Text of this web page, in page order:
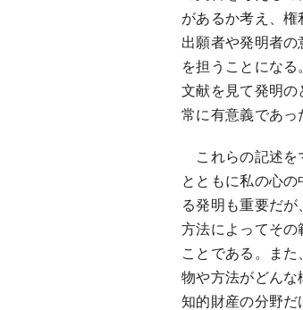
があるか考え、権
出願者や発明者
を担うことにな
文献を見て発明
常に有意義であっ
これらの記述を
とともに私の心
る発明も重要だ
方法によってその
ことである。ま
物や方法がどんな
知的財産の分野だ